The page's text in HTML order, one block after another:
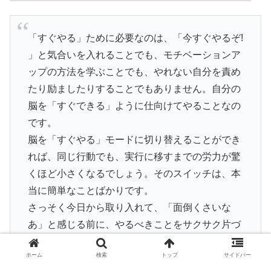
「すぐやる」ために必要なのは、「今すぐやるぞ!
」と気合いを入れることでも、モチベーションア
ップの方法を学ぶことでも、やれない自分を責め
たり励ましたりすることでもありません。自分の
脳を「すぐできる」ように仕向けてやることなの
です。
脳を「すぐやる」モードに切り替えることができ
れば、同じ行動でも、実行に移すまでの労力が驚
くほど小さくなるでしょう。そのスイッチは、本
当に簡単なことばかりです。
さっそく今日から取り入れて、「面倒くさいな
あ」と感じる前に、やるべきことをサクサク片づ
けていきましょう!
ホーム 検索 トップ サイドバー